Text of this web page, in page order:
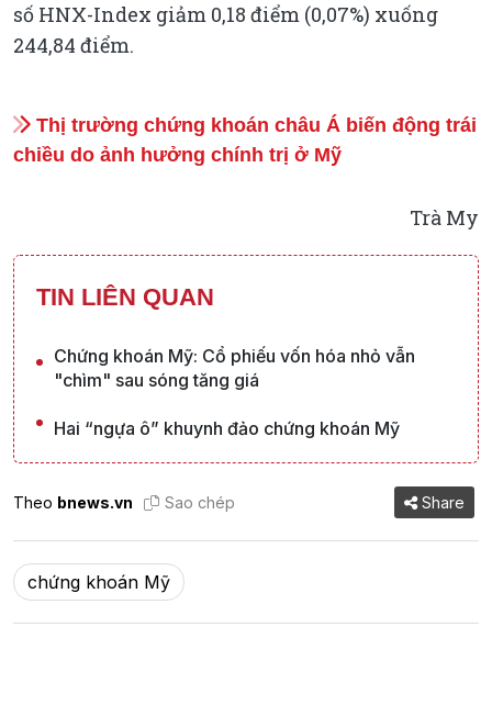
số HNX-Index giảm 0,18 điểm (0,07%) xuống
244,84 điểm.
Thị trường chứng khoán châu Á biến động trái
chiều do ảnh hưởng chính trị ở Mỹ
Trà My
TIN LIÊN QUAN
Chứng khoán Mỹ: Cổ phiếu vốn hóa nhỏ vẫn
"chìm" sau sóng tăng giá
Hai “ngựa ô” khuynh đảo chứng khoán Mỹ
Theo bnews.vn Sao chép Share
chứng khoán Mỹ